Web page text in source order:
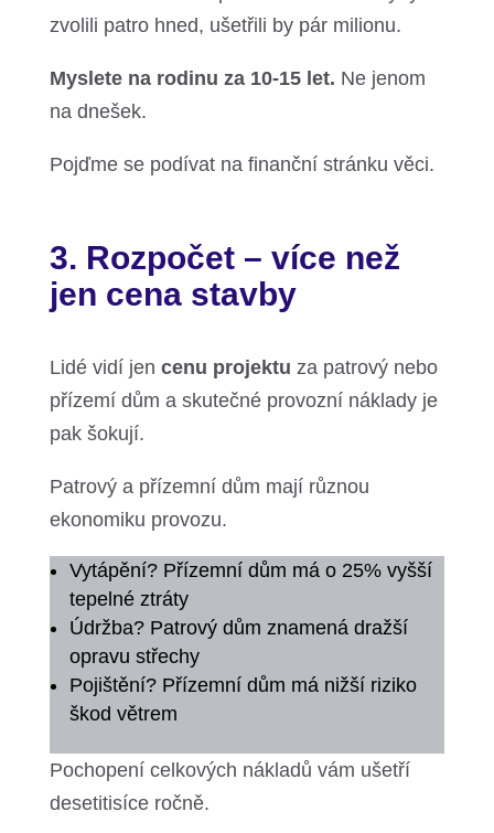
zvolili patro hned, ušetřili by pár milionu.
Myslete na rodinu za 10-15 let. Ne jenom
na dnešek.
Pojďme se podívat na finanční stránku věci.
3. Rozpočet – více než
jen cena stavby
Lidé vidí jen cenu projektu za patrový nebo
přízemí dům a skutečné provozní náklady je
pak šokují.
Patrový a přízemní dům mají různou
ekonomiku provozu.
Vytápění? Přízemní dům má o 25% vyšší
tepelné ztráty
Údržba? Patrový dům znamená dražší
opravu střechy
Pojištění? Přízemní dům má nižší riziko
škod větrem
Pochopení celkových nákladů vám ušetří
desetitisíce ročně.